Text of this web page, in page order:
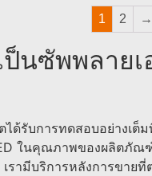
1 2 →
ป็นซัพพลาย
ได้รับการทดสอบอย่างเ
ในคุณภาพของผลิตภั
รามีบริการหลังการขา